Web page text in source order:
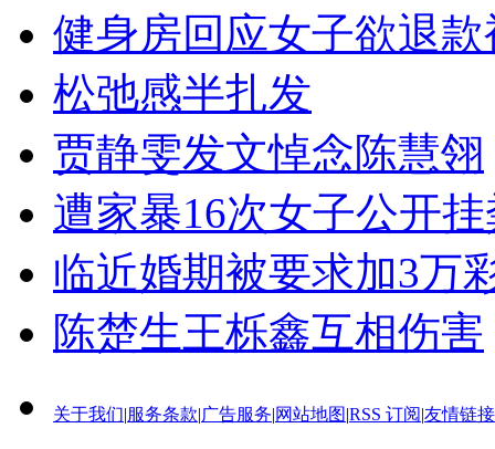
健身房回应女子欲退
松弛感半扎发
贾静雯发文悼念陈慧翎
遭家暴16次女子公开
临近婚期被要求加3万
陈楚生王栎鑫互相伤害
关于我们|服务条款|广告服务|网站地图|RSS 订阅|友情链接